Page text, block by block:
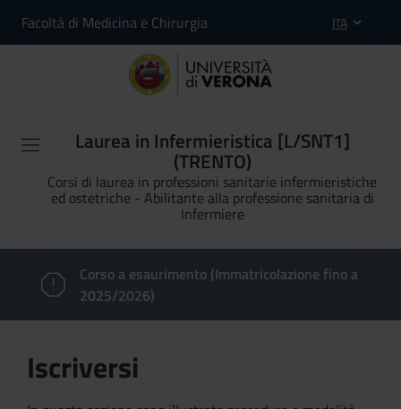
Facoltà di Medicina e Chirurgia ITA
Laurea in Infermieristica [L/SNT1]
(TRENTO)
Corsi di laurea in professioni sanitarie infermieristiche
ed ostetriche - Abilitante alla professione sanitaria di
Infermiere
Corso a esaurimento (Immatricolazione fino a
2025/2026)
Iscriversi